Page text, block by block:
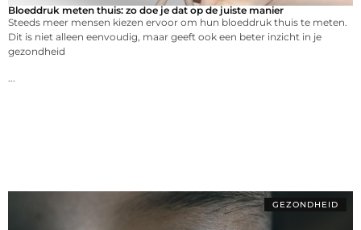
Bloeddruk meten thuis: zo doe je dat op de juiste manier
Steeds meer mensen kiezen ervoor om hun bloeddruk thuis te meten.
Dit is niet alleen eenvoudig, maar geeft ook een beter inzicht in je
gezondheid
GEZONDHEID